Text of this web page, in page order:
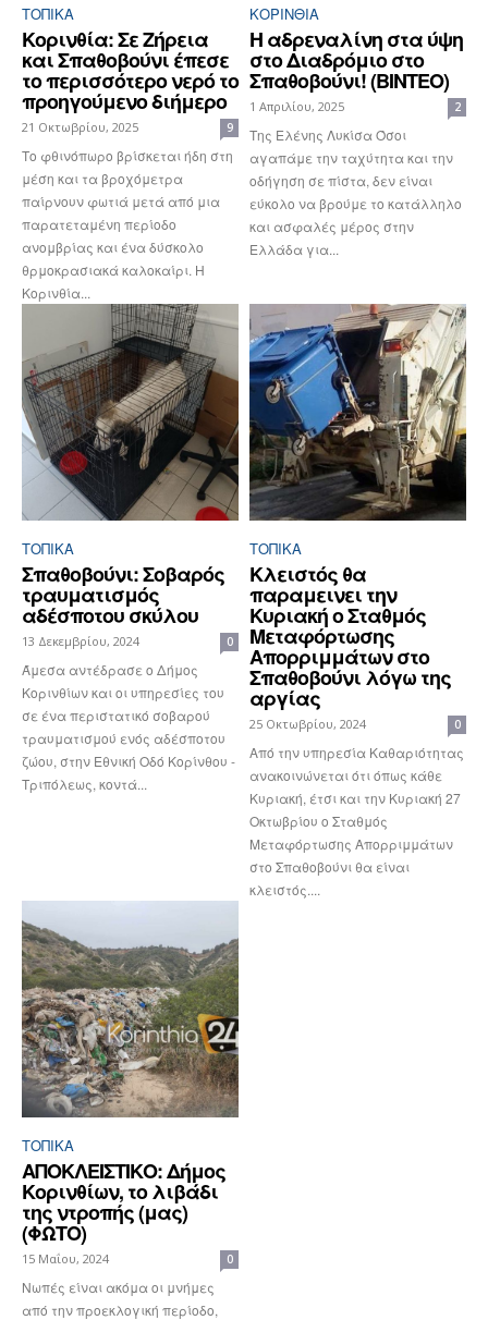
ΤΟΠΙΚΑ
Κορινθία: Σε Ζήρεια
και Σπαθοβούνι έπεσε
το περισσότερο νερό το
προηγούμενο διήμερο
21 Οκτωβρίου, 2025 9
Το φθινόπωρο βρίσκεται ήδη στη
μέση και τα βροχόμετρα
παίρνουν φωτιά μετά από μια
παρατεταμένη περίοδο
ανομβρίας και ένα δύσκολο
θρμοκρασιακά καλοκαίρι. Η
Κορινθία...
ΚΟΡΙΝΘΊΑ
Η αδρεναλίνη στα ύψη
στο Διαδρόμιο στο
Σπαθοβούνι! (ΒΙΝΤΕΟ)
1 Απριλίου, 2025 2
Της Ελένης Λυκίσα Όσοι
αγαπάμε την ταχύτητα και την
οδήγηση σε πίστα, δεν είναι
εύκολο να βρούμε το κατάλληλο
και ασφαλές μέρος στην
Ελλάδα για...
ΤΟΠΙΚΑ
Σπαθοβούνι: Σοβαρός
τραυματισμός
αδέσποτου σκύλου
13 Δεκεμβρίου, 2024 0
Άμεσα αντέδρασε ο Δήμος
Κορινθίων και οι υπηρεσίες του
σε ένα περιστατικό σοβαρού
τραυματισμού ενός αδέσποτου
ζώου, στην Εθνική Οδό Κορίνθου -
Τριπόλεως, κοντά...
ΤΟΠΙΚΑ
Κλειστός θα
παραμεινει την
Κυριακή ο Σταθμός
Μεταφόρτωσης
Απορριμμάτων στο
Σπαθοβούνι λόγω της
αργίας
25 Οκτωβρίου, 2024 0
Από την υπηρεσία Καθαριότητας
ανακοινώνεται ότι όπως κάθε
Κυριακή, έτσι και την Κυριακή 27
Οκτωβρίου ο Σταθμός
Μεταφόρτωσης Απορριμμάτων
στο Σπαθοβούνι θα είναι
κλειστός....
ΤΟΠΙΚΑ
ΑΠΟΚΛΕΙΣΤΙΚΟ: Δήμος
Κορινθίων, το λιβάδι
της ντροπής (μας)
(ΦΩΤΟ)
15 Μαΐου, 2024 0
Nωπές είναι ακόμα οι μνήμες
από την προεκλογική περίοδο,